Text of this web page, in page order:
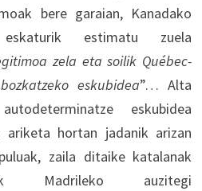
bere garaian, Kanadako
estimatu zuela
zela eta soilik Québec-
eskubidea”… Alta
eskubidea
hortan jadanik arizan
zaila ditaike katalanak
Madrileko auzitegi